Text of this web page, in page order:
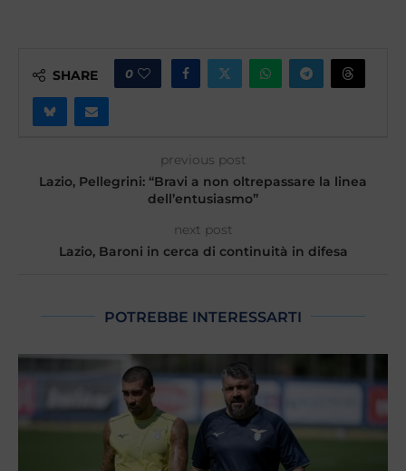
SHARE 0
previous post
Lazio, Pellegrini: “Bravi a non oltrepassare la linea
dell’entusiasmo”
next post
Lazio, Baroni in cerca di continuità in difesa
POTREBBE INTERESSARTI